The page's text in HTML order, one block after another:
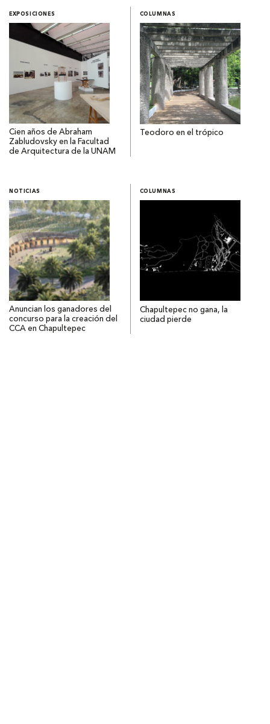
EXPOSICIONES
Cien años de Abraham
Zabludovsky en la Facultad
de Arquitectura de la UNAM
COLUMNAS
Teodoro en el trópico
NOTICIAS
Anuncian los ganadores del
concurso para la creación del
CCA en Chapultepec
COLUMNAS
Chapultepec no gana, la
ciudad pierde